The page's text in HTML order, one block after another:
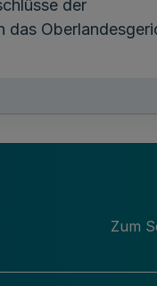
der
das
Zum